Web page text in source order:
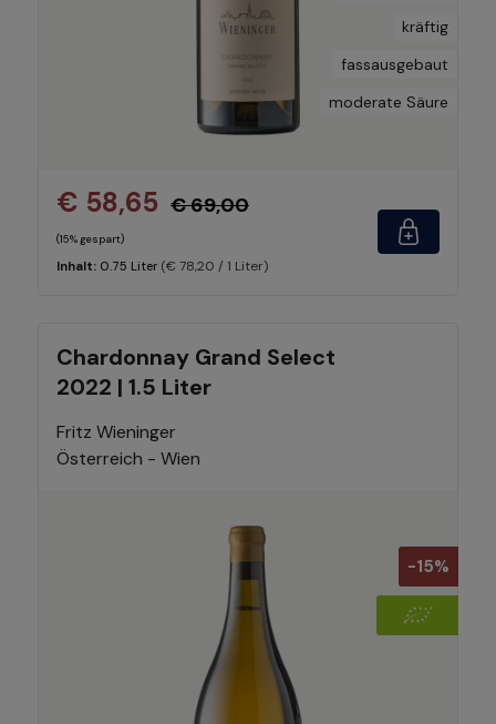
kräftig
fassausgebaut
moderate Säure
€ 58,65 € 69,00
(15% gespart)
Inhalt: 0.75 Liter (€ 78,20 / 1 Liter)
Chardonnay Grand Select
2022 | 1.5 Liter
Fritz Wieninger
Österreich - Wien
-15%